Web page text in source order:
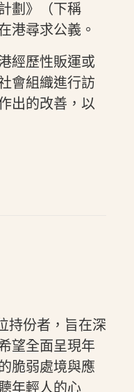
劃》（下稱
港尋求公義。
經歷性販運或
會組織進行訪
出的改善，以
持份者，旨在深
望全面呈現年
脆弱處境與應
年輕人的心